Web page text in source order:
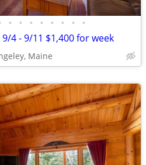
• • • • • • • •
9/4 - 9/11 $1,400 for week
Maine